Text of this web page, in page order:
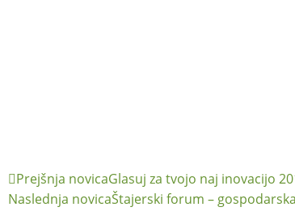
Prejšnja novicaGlasuj za tvojo naj inovacijo
Naslednja novicaŠtajerski forum –